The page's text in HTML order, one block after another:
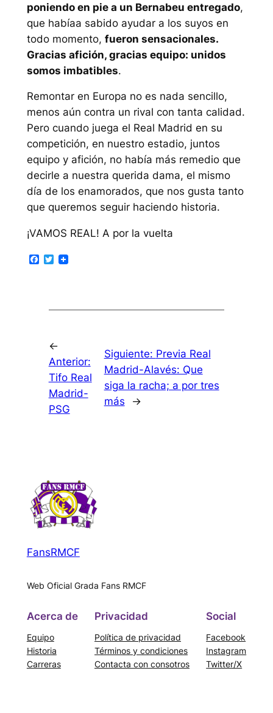
poniendo en pie a un Bernabeu entregado,
que habíaa sabido ayudar a los suyos en
todo momento, fueron sensacionales.
Gracias afición, gracias equipo: unidos
somos imbatibles.
Remontar en Europa no es nada sencillo,
menos aún contra un rival con tanta calidad.
Pero cuando juega el Real Madrid en su
competición, en nuestro estadio, juntos
equipo y afición, no había más remedio que
decirle a nuestra querida dama, el mismo
día de los enamorados, que nos gusta tanto
que queremos seguir haciendo historia.
¡VAMOS REAL! A por la vuelta
Facebook
Twitter
←
Anterior:
Tifo Real
Madrid-
PSG
Siguiente: Previa Real
Madrid-Alavés: Que
siga la racha; a por tres
más
→
FansRMCF
Web Oficial Grada Fans RMCF
Acerca de
Equipo
Historia
Carreras
Privacidad
Política de privacidad
Términos y condiciones
Contacta con consotros
Social
Facebook
Instagram
Twitter/X